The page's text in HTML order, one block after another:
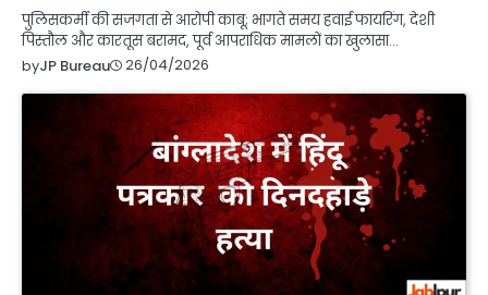
पुलिसकर्मी की सजगता से आरोपी काबू; भागते समय हवाई फायरिंग, देशी
पिस्तौल और कारतूस बरामद, पूर्व आपराधिक मामलों का खुलासा…
byJP Bureau 26/04/2026